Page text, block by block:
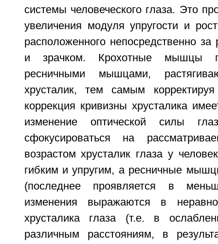
системы человеческого глаза. Это
увеличения модуля упругости и
расположенного непосредственно
и зрачком. Крохотные мышцы
ресничными мышцами,
хрусталик, тем самым
коррекция кривизны хрусталика
изменение оптической силы
сфокусироваться на
возрастом хрусталик глаза у
гибким и упругим, а ресничные
(последнее проявляется в
изменения выражаются в
хрусталика глаза (т.е. в
различным расстояниям, в